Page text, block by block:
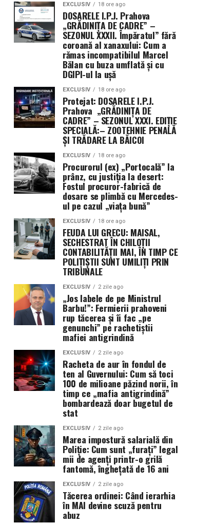
EXCLUSIV 18 ore ago
DOSARELE I.P.J. Prahova
„GRĂDINIȚA DE CADRE” –
SEZONUL XXXII. Împăratul” fără
coroană al xanaxului: Cum a
rămas incompatibilul Marcel
Bălan cu buza umflată și cu
DGIPI-ul la ușă
EXCLUSIV 18 ore ago
Protejat: DOSARELE I.P.J.
Prahova „GRĂDINIȚA DE
CADRE” – SEZONUL XXXI. EDIȚIE
SPECIALĂ:– ZOOTEHNIE PENALĂ
ȘI TRĂDARE LA BĂICOI
EXCLUSIV 18 ore ago
Procurorul (ex) „Portocală” la
prânz, cu justiția la desert:
Fostul procuror-fabrică de
dosare se plimbă cu Mercedes-
ul pe cazul „viața bună”
EXCLUSIV 18 ore ago
FEUDA LUI GRECU: MAISAL,
SECHESTRAT ÎN CHILOȚII
CONTABILITĂȚII MAI, ÎN TIMP CE
POLIȚIȘTII SUNT UMILIȚI PRIN
TRIBUNALE
EXCLUSIV 2 zile ago
„Jos labele de pe Ministrul
Barbu!”: Fermierii prahoveni
rup tăcerea și îi fac „pe
genunchi” pe rachetiștii
mafiei antigrindină
EXCLUSIV 2 zile ago
Racheta de aur în fondul de
ten al Guvernului: Cum să toci
100 de milioane păzind norii, în
timp ce „mafia antigrindină”
bombardează doar bugetul de
stat
EXCLUSIV 2 zile ago
Marea impostură salarială din
Poliție: Cum sunt „furați” legal
mii de agenți printr-o grilă
fantomă, înghețată de 16 ani
EXCLUSIV 2 zile ago
Tăcerea ordinei: Când ierarhia
în MAI devine scuză pentru
abuz